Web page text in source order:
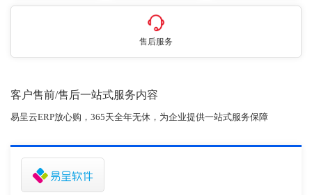
售后服务
客户售前/售后一站式服务内容
易呈云ERP放心购，365天全年无休，为企业提供一站式服务保障